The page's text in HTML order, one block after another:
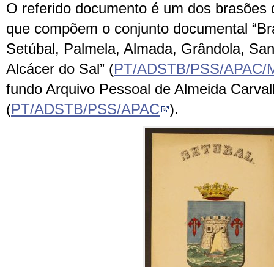
O referido documento é um dos brasões
que compõem o conjunto documental
Setúbal, Palmela, Almada, Grândola,
Alcácer do Sal” (PT/ADSTB/PSS/APAC/
fundo Arquivo Pessoal de Almeida
(PT/ADSTB/PSS/APAC ).